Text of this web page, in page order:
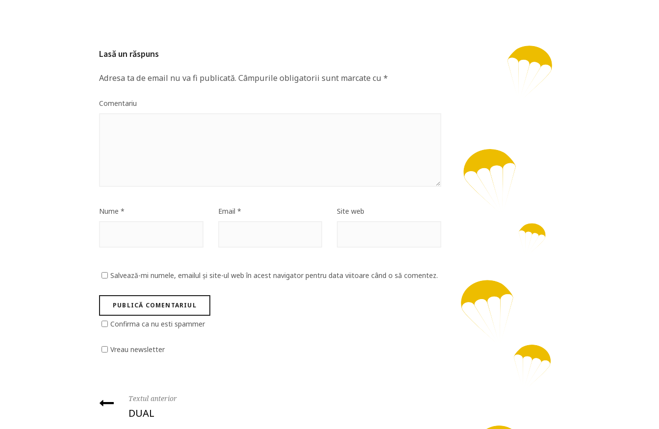
Lasă un răspuns
Adresa ta de email nu va fi publicată. Câmpurile obligatorii sunt marcate cu *
Comentariu
Nume * Email * Site web
Salvează-mi numele, emailul și site-ul web în acest navigator pentru data viitoare când o să comentez.
Confirma ca nu esti spammer
Vreau newsletter
Textul anterior
DUAL